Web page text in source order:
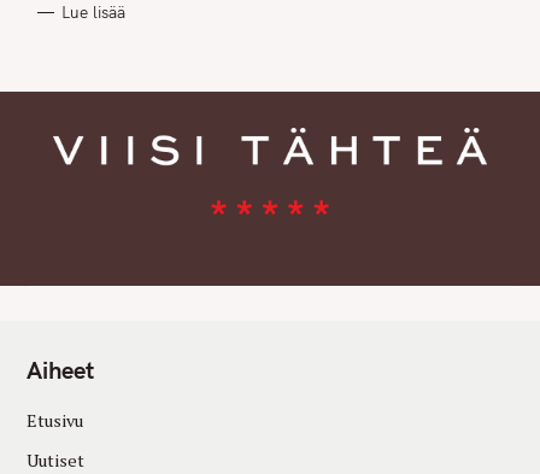
I
Lue lisää
Aiheet
Etusivu
Uutiset